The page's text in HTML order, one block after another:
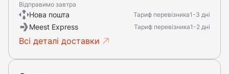
Відправимо завтра
Нова пошта Тариф перевізника1-3 дні
Meest Express Тариф перевізника1-2 дні
Всі деталі доставки